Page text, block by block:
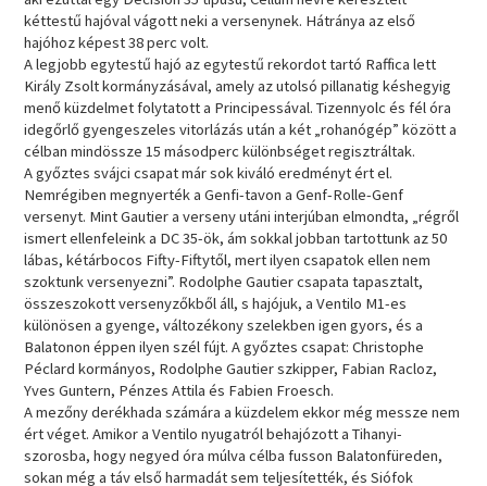
kéttestű hajóval vágott neki a versenynek. Hátránya az első
hajóhoz képest 38 perc volt.
A legjobb egytestű hajó az egytestű rekordot tartó Raffica lett
Király Zsolt kormányzásával, amely az utolsó pillanatig késhegyig
menő küzdelmet folytatott a Principessával. Tizennyolc és fél óra
idegőrlő gyengeszeles vitorlázás után a két „rohanógép” között a
célban mindössze 15 másodperc különbséget regisztráltak.
A győztes svájci csapat már sok kiváló eredményt ért el.
Nemrégiben megnyerték a Genfi-tavon a Genf-Rolle-Genf
versenyt. Mint Gautier a verseny utáni interjúban elmondta, „régről
ismert ellenfeleink a DC 35-ök, ám sokkal jobban tartottunk az 50
lábas, kétárbocos Fifty-Fiftytől, mert ilyen csapatok ellen nem
szoktunk versenyezni”. Rodolphe Gautier csapata tapasztalt,
összeszokott versenyzőkből áll, s hajójuk, a Ventilo M1-es
különösen a gyenge, változékony szelekben igen gyors, és a
Balatonon éppen ilyen szél fújt. A győztes csapat: Christophe
Péclard kormányos, Rodolphe Gautier szkipper, Fabian Racloz,
Yves Guntern, Pénzes Attila és Fabien Froesch.
A mezőny derékhada számára a küzdelem ekkor még messze nem
ért véget. Amikor a Ventilo nyugatról behajózott a Tihanyi-
szorosba, hogy negyed óra múlva célba fusson Balatonfüreden,
sokan még a táv első harmadát sem teljesítették, és Siófok